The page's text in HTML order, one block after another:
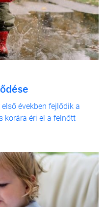
években fejlődik a
korára éri el a felnőtt